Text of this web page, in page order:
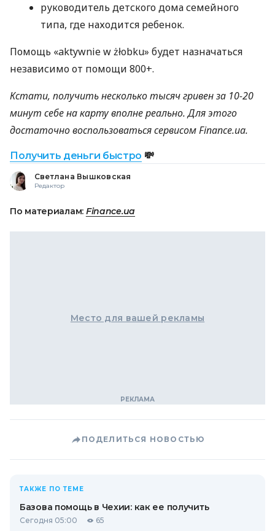
руководитель детского дома семейного
типа, где находится ребенок.
Помощь «aktywnie w żłobku» будет назначаться
независимо от помощи 800+.
Кстати, получить несколько тысяч гривен за 10−20
минут себе на карту вполне реально. Для этого
достаточно воспользоваться сервисом Finance.ua.
Получить деньги быстро 💸
Светлана Вышковская
Редактор
По материалам: Finance.ua
Место для вашей рекламы
ПОДЕЛИТЬСЯ НОВОСТЬЮ
ТАКЖЕ ПО ТЕМЕ
Базова помощь в Чехии: как ее получить
Сегодня 05:00 65